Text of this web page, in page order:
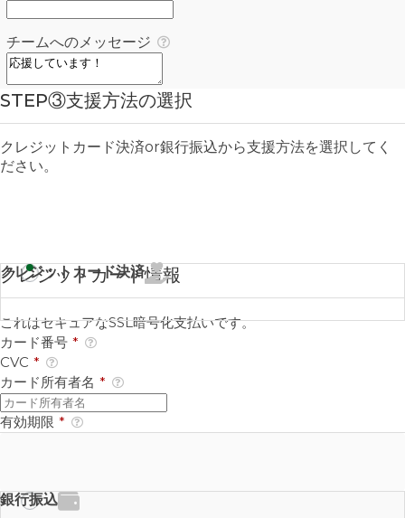
チームへのメッセージ
STEP③支援方法の選択
クレジットカード決済or銀行振込から支援方法を選択してく
ださい。
クレジットカード決済
クレジットカード情報
これはセキュアなSSL暗号化支払いです。
カード番号 *
CVC *
カード所有者名 *
有効期限 *
銀行振込